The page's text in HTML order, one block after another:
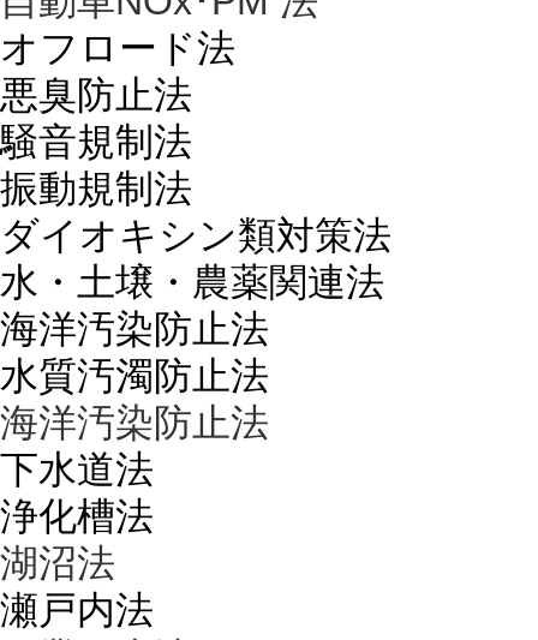
オフロード法
悪臭防止法
騒音規制法
振動規制法
ダイオキシン類対策法
水・土壌・農薬関連法
海洋汚染防止法
水質汚濁防止法
海洋汚染防止法
下水道法
浄化槽法
湖沼法
瀬戸内法